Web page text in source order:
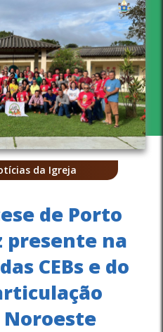
da Igreja
de Porto
presente na
CEBs e do